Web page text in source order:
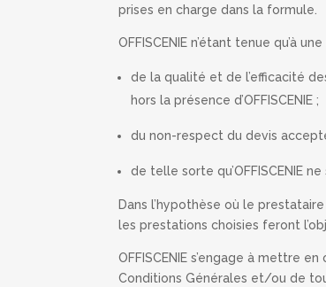
prises en charge dans la formule.
OFFISCENIE n’étant tenue qu’à
de la qualité et de l’efficacité
hors la présence d’OFFISCENIE ;
du non-respect du devis
de telle sorte qu’OFFISCENIE
Dans l’hypothèse où le
les prestations choisies feront
OFFISCENIE s’engage à mettre
Conditions Générales et/ou de